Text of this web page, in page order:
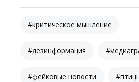
#критическое мышление
#дезинформация
#фейковые новости